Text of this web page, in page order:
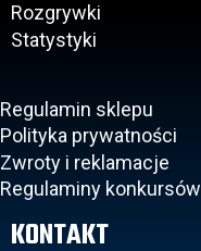
Rozgrywki
Statystyki
Regulamin sklepu
Polityka prywatności
Zwroty i reklamacje
Regulaminy konkursów
KONTAKT